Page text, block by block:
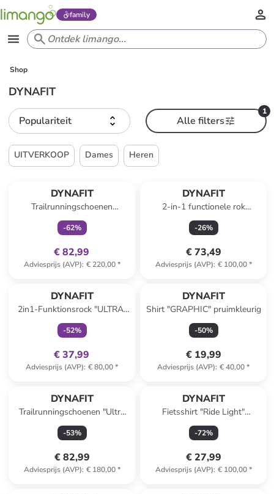
family
Shop
DYNAFIT
Populariteit
1
Alle filters
UITVERKOOP Dames Heren
DYNAFIT
Trailrunningschoenen
"TRAVERSE MID GTX"
turquoise/zwart
-62%
€ 82,99
Adviesprijs (AVP): € 220,00*
DYNAFIT
2-in-1 functionele rok
"ULTRA" oranje/zwart
-26%
€ 73,49
Adviesprijs (AVP): € 100,00*
DYNAFIT
2in1-Funktionsrock "ULTRA"
donkerblauw
-52%
€ 37,99
Adviesprijs (AVP): € 80,00*
DYNAFIT
Shirt "GRAPHIC" pruimkleurig
-50%
€ 19,99
Adviesprijs (AVP): € 40,00*
DYNAFIT
Trailrunningschoenen "Ultra
100 GTX" mintgroen
-53%
€ 82,99
Adviesprijs (AVP): € 180,00*
DYNAFIT
Fietsshirt "Ride Light"
kaki/oranje/zwart
-72%
€ 27,99
Adviesprijs (AVP): € 100,00*